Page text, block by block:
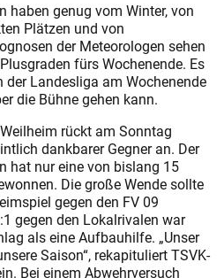
haben genug vom Winter, von
Plätzen und von
der Meteorologen sehen
fürs Wochenende. Es
Landesliga am Wochenende
die Bühne gehen kann.
rückt am Sonntag
dankbarer Gegner an. Der
hat nur eine von bislang 15
Die große Wende sollte
gegen den FV 09
gegen den Lokalrivalen war
als eine Aufbauhilfe. „Unser
Saison“, rekapituliert TSVK-
Bei einem Abwehrversuch